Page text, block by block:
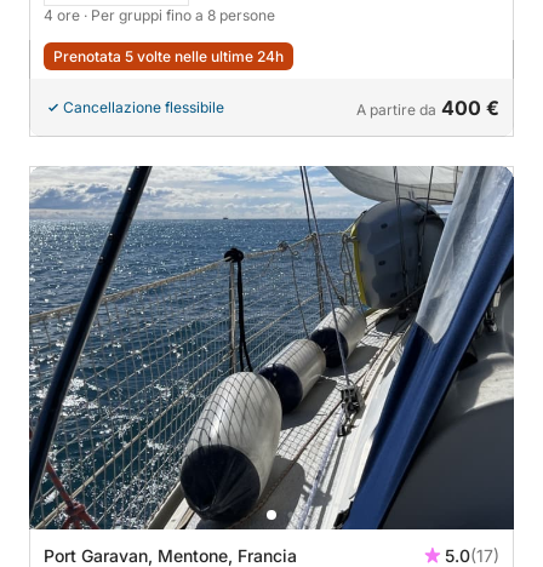
4 ore · Per gruppi fino a 8 persone
Prenotata 5 volte nelle ultime 24h
Cancellazione flessibile A partire da 400 €
Port Garavan, Mentone, Francia 5.0(17)